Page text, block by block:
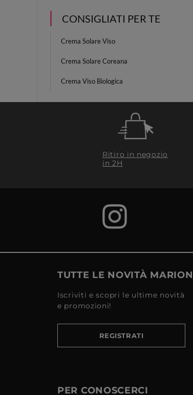
CONSIGLIATI PER TE
Crema Solare Viso
Crema Solare Coreana
Crema Viso Biologica
Ritiro in negozio
in 2H
TUTTE LE NOVITÀ
Iscriviti e scopri le ultime novità
e promozioni!
REGISTRATI
PER CONOSCERCI